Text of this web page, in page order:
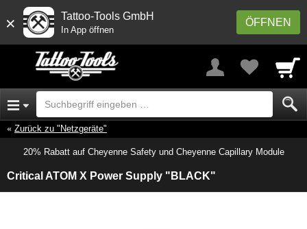
× ÖFFNEN
Tattoo-Tools GmbH
In App öffnen
Zurück zu "Netzgeräte"
20% Rabatt auf Cheyenne Safety und Cheyenne Capillary Module
Critical ATOM X Power Supply "BLACK"